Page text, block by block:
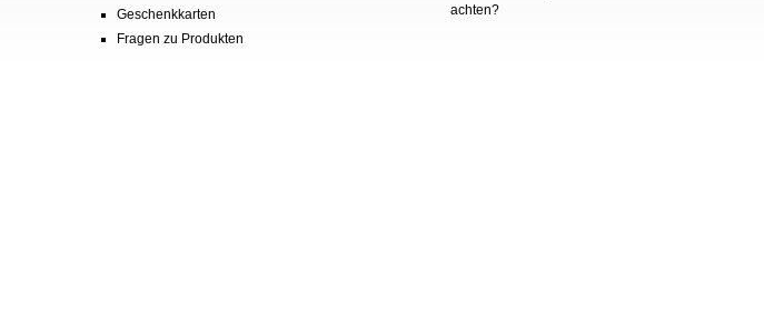
Geschenkkarten
Fragen zu Produkten
achten?